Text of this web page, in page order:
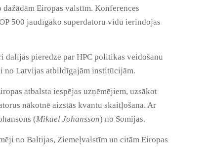
Eiropas valstīm. Konferences
500 jaudīgāko superdatoru vidū ierindojas
pieredzē par HPC politikas veidošanu
no Latvijas atbildīgajām institūcijām.
atbalsta iespējas uzņēmējiem, uzsākot
nākotnē aizstās kvantu skaitļošana. Ar
(Mikael Johansson) no Somijas.
no Baltijas, Ziemeļvalstīm un citām Eiropas